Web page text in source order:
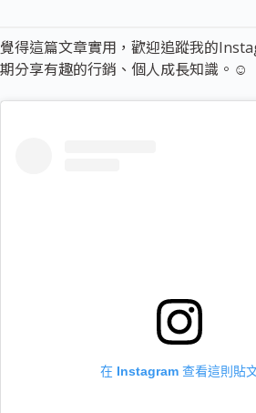
覺得這篇文章實用，歡迎追蹤我的
期分享有趣的行銷、個人成長知識。☺️
在 Instagram 查看這則貼